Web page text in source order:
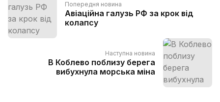
Попередня новина
Авіаційна галузь РФ за крок від
колапсу
Наступна новина
В Коблево поблизу берега
вибухнула морська міна